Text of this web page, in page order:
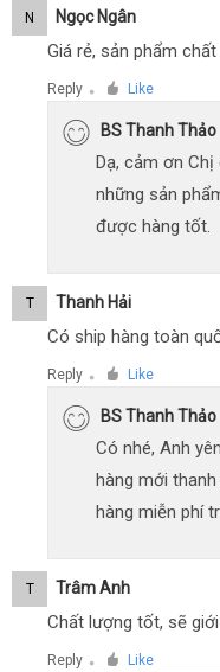
N Ngọc Ngân
Giá rẻ, sản phẩm
Reply ● Like
BS Thanh Thảo
Dạ, cảm ơn
những sản
được hàng tốt.
T Thanh Hải
Có ship hàng toàn
Reply ● Like
BS Thanh Thảo
Có nhé, Anh
hàng mới
hàng miễn phí
T Trâm Anh
Chất lượng tốt, sẽ
Reply ● Like